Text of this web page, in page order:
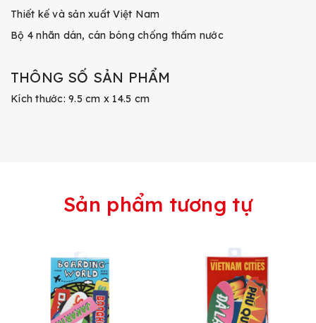
Thiết kế và sản xuất Việt Nam
Bộ 4 nhãn dán, cán bóng chống thấm nước
THÔNG SỐ SẢN PHẨM
Kích thước: 9.5 cm x 14.5 cm
Sản phẩm tương tự